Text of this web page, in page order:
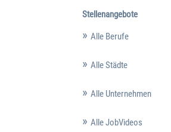
Stellenangebote
Alle Berufe
Alle Städte
Alle Unternehmen
Alle JobVideos